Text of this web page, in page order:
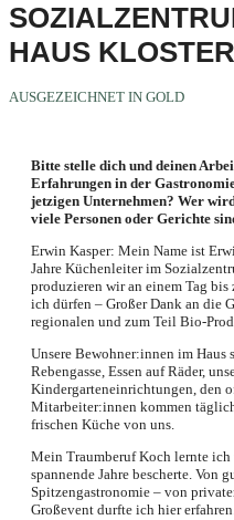
HAUS
AUSGEZEICHNET IN GOLD
Bitte stelle dich und deinen
Erfahrungen in der
jetzigen Unternehmen? Wer
viele Personen oder Gerichte
Erwin Kasper: Mein Name ist
Jahre Küchenleiter im
produzieren wir an einem Tag
ich dürfen – Großer Dank an die
regionalen und zum Teil Bio-
Unsere Bewohner:innen im Haus
Rebengasse, Essen auf Räder,
Kindergarteneinrichtungen, den
Mitarbeiter:innen kommen
frischen Küche von uns.
Mein Traumberuf Koch lernte
spannende Jahre bescherte. Von
Spitzengastronomie – von
Großevent durfte ich hier